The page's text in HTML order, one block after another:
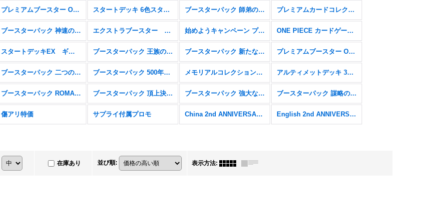
プレミアムブースター ONE PIECE CARD THE BEST vol.2【PRB-02】 スタートデッキ 6色スタートデッキ(2025)【ST-23〜28】 ブースターパック 師弟の絆【OP-12】 プレミアムカードコレクション - ベストセレクションvol.4 -【P】
ブースターパック 神速の拳【OP-11】 エクストラブースター Anime 25th collection【EB-02】 始めようキャンペーン プロモーションパック【P】 ONE PIECE カードゲーム 2nd ANNIVERSARY SET【P】
スタートデッキEX ギア5【ST-21】 ブースターパック 王族の血統【OP-10】 ブースターパック 新たなる皇帝【OP-09】 プレミアムブースター ONE PIECE CARD THE BEST【PRB-01】
ブースターパック 二つの伝説【OP-08】 ブースターパック 500年後の未来【OP-07】 メモリアルコレクション【EB-01】 アルティメットデッキ 3兄弟の絆【ST13】
ブースターパック ROMANCE DAWN【OP-01】 ブースターパック 頂上決戦【OP-02】 ブースターパック 強大な敵【OP-03】 ブースターパック 謀略の王国【OP-04】
傷アリ特価 サプライ付属プロモ China 2nd ANNIVERSARY SET English 2nd ANNIVERSARY SET
在庫あり 並び順: 表示方法: